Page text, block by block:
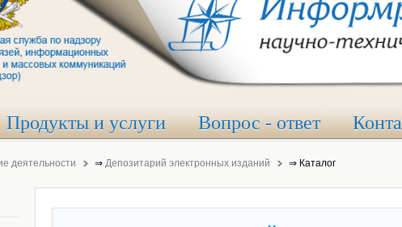
Продукты и услуги Вопрос - ответ
деятельности ⇒ Депозитарий электронных изданий ⇒ Каталог